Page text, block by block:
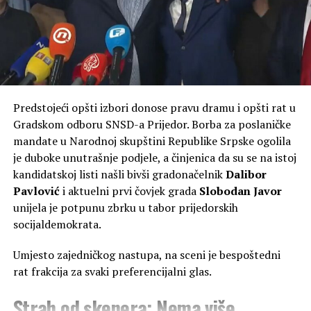
besplatne udžbenike,
govorili su da je to
nemoguće i populistički.
Danas, godine kasnije, isti
ti koji su nas kritikovali
pokušavaju da prepišu naš
recept, jer su uvidjeli
koliko to narodu znači”,
podsjećaju iz gradske
uprave.
Vlada kopira, ali trošak prebacuje na
opštine
Predstojeći opšti izbori donose pravu dramu i opšti rat u
Gradskom odboru SNSD-a Prijedor. Borba za poslaničke
mandate u Narodnoj skupštini Republike Srpske ogolila
je duboke unutrašnje podjele, a činjenica da su se na istoj
kandidatskoj listi našli bivši gradonačelnikDalibor
Pavlovići aktuelni prvi čovjek grada Slobodan Javor
unijela je potpunu zbrku u tabor prijedorskih
socijaldemokrata.
Umjesto zajedničkog nastupa, na sceni je bespoštedni
rat frakcija za svaki preferencijalni glas.